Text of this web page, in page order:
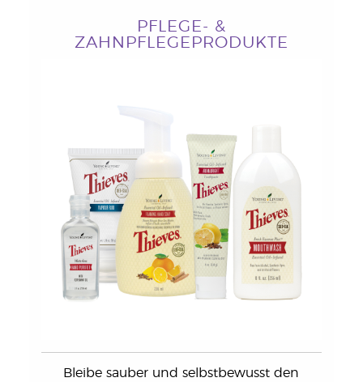
PFLEGE- &
ZAHNPFLEGEPRODUKTE
Bleibe sauber und selbstbewusst den